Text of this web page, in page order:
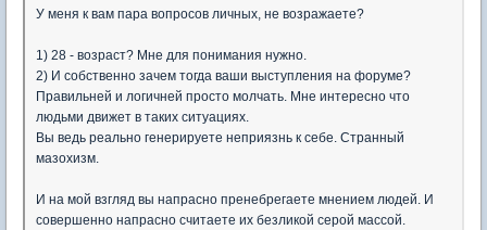
У меня к вам пара вопросов личных, не возражаете?
1) 28 - возраст? Мне для понимания нужно.
2) И собственно зачем тогда ваши выступления на форуме?
Правильней и логичней просто молчать. Мне интересно что
людьми движет в таких ситуациях.
Вы ведь реально генерируете неприязнь к себе. Странный
мазохизм.
И на мой взгляд вы напрасно пренебрегаете мнением людей. И
совершенно напрасно считаете их безликой серой массой.